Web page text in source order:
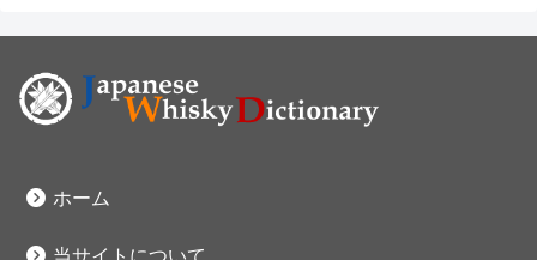
ホーム